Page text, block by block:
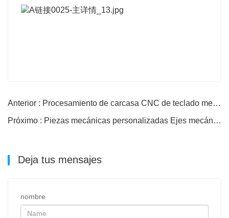
Anterior : Procesamiento de carcasa CNC de teclado mecánico
Próximo : Piezas mecánicas personalizadas Ejes mecánicos
Deja tus mensajes
nombre